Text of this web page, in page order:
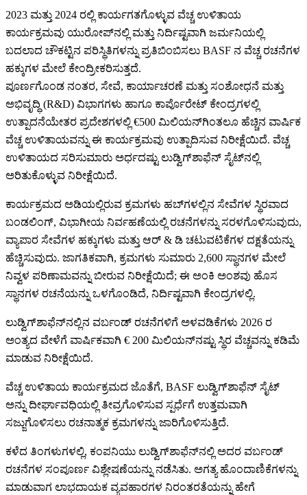
2023 ಮತ್ತು 2024 ರಲ್ಲಿ ಕಾರ್ಯಗತಗೊಳ್ಳುವ ವೆಚ್ಚ ಉಳಿತಾಯ
ಕಾರ್ಯಕ್ರಮವು ಯುರೋಪ್‌ನಲ್ಲಿ ಮತ್ತು ನಿರ್ದಿಷ್ಟವಾಗಿ ಜರ್ಮನಿಯಲ್ಲಿ
ಬದಲಾದ ಚೌಕಟ್ಟಿನ ಪರಿಸ್ಥಿತಿಗಳನ್ನು ಪ್ರತಿಬಿಂಬಿಸಲು BASF ನ ವೆಚ್ಚ ರಚನೆಗಳ
ಹಕ್ಕುಗಳ ಮೇಲೆ ಕೇಂದ್ರೀಕರಿಸುತ್ತದೆ.
ಪೂರ್ಣಗೊಂಡ ನಂತರ, ಸೇವೆ, ಕಾರ್ಯಾಚರಣೆ ಮತ್ತು ಸಂಶೋಧನೆ ಮತ್ತು
ಅಭಿವೃದ್ಧಿ (R&D) ವಿಭಾಗಗಳು ಹಾಗೂ ಕಾರ್ಪೊರೇಟ್ ಕೇಂದ್ರಗಳಲ್ಲಿ
ಉತ್ಪಾದನೆಯೇತರ ಪ್ರದೇಶಗಳಲ್ಲಿ €500 ಮಿಲಿಯನ್‌ಗಿಂತಲೂ ಹೆಚ್ಚಿನ ವಾರ್ಷಿಕ
ವೆಚ್ಚ ಉಳಿತಾಯವನ್ನು ಈ ಕಾರ್ಯಕ್ರಮವು ಉತ್ಪಾದಿಸುವ ನಿರೀಕ್ಷೆಯಿದೆ. ವೆಚ್ಚ
ಉಳಿತಾಯದ ಸರಿಸುಮಾರು ಅರ್ಧದಷ್ಟು ಲುಡ್ವಿಗ್‌ಶಾಫೆನ್ ಸೈಟ್‌ನಲ್ಲಿ
ಅರಿತುಕೊಳ್ಳುವ ನಿರೀಕ್ಷೆಯಿದೆ.
ಕಾರ್ಯಕ್ರಮದ ಅಡಿಯಲ್ಲಿರುವ ಕ್ರಮಗಳು ಹಬ್‌ಗಳಲ್ಲಿನ ಸೇವೆಗಳ ಸ್ಥಿರವಾದ
ಬಂಡಲಿಂಗ್, ವಿಭಾಗೀಯ ನಿರ್ವಹಣೆಯಲ್ಲಿ ರಚನೆಗಳನ್ನು ಸರಳಗೊಳಿಸುವುದು,
ವ್ಯಾಪಾರ ಸೇವೆಗಳ ಹಕ್ಕುಗಳು ಮತ್ತು ಆರ್ & ಡಿ ಚಟುವಟಿಕೆಗಳ ದಕ್ಷತೆಯನ್ನು
ಹೆಚ್ಚಿಸುವುದು. ಜಾಗತಿಕವಾಗಿ, ಕ್ರಮಗಳು ಸುಮಾರು 2,600 ಸ್ಥಾನಗಳ ಮೇಲೆ
ನಿವ್ವಳ ಪರಿಣಾಮವನ್ನು ಬೀರುವ ನಿರೀಕ್ಷೆಯಿದೆ; ಈ ಅಂಕಿ ಅಂಶವು ಹೊಸ
ಸ್ಥಾನಗಳ ರಚನೆಯನ್ನು ಒಳಗೊಂಡಿದೆ, ನಿರ್ದಿಷ್ಟವಾಗಿ ಕೇಂದ್ರಗಳಲ್ಲಿ.
ಲುಡ್ವಿಗ್‌ಶಾಫೆನ್‌ನಲ್ಲಿನ ವರ್ಬಂಡ್ ರಚನೆಗಳಿಗೆ ಅಳವಡಿಕೆಗಳು 2026 ರ
ಅಂತ್ಯದ ವೇಳೆಗೆ ವಾರ್ಷಿಕವಾಗಿ € 200 ಮಿಲಿಯನ್‌ನಷ್ಟು ಸ್ಥಿರ ವೆಚ್ಚವನ್ನು ಕಡಿಮೆ
ಮಾಡುವ ನಿರೀಕ್ಷೆಯಿದೆ.
ವೆಚ್ಚ ಉಳಿತಾಯ ಕಾರ್ಯಕ್ರಮದ ಜೊತೆಗೆ, BASF ಲುಡ್ವಿಗ್‌ಶಾಫೆನ್ ಸೈಟ್
ಅನ್ನು ದೀರ್ಘಾವಧಿಯಲ್ಲಿ ತೀವ್ರಗೊಳಿಸುವ ಸ್ಪರ್ಧೆಗೆ ಉತ್ತಮವಾಗಿ
ಸಜ್ಜುಗೊಳಿಸಲು ರಚನಾತ್ಮಕ ಕ್ರಮಗಳನ್ನು ಜಾರಿಗೊಳಿಸುತ್ತಿದೆ.
ಕಳೆದ ತಿಂಗಳುಗಳಲ್ಲಿ, ಕಂಪನಿಯು ಲುಡ್ವಿಗ್‌ಶಾಫೆನ್‌ನಲ್ಲಿ ಅದರ ವರ್ಬಂಡ್
ರಚನೆಗಳ ಸಂಪೂರ್ಣ ವಿಶ್ಲೇಷಣೆಯನ್ನು ನಡೆಸಿತು. ಅಗತ್ಯ ಹೊಂದಾಣಿಕೆಗಳನ್ನು
ಮಾಡುವಾಗ ಲಾಭದಾಯಕ ವ್ಯವಹಾರಗಳ ನಿರಂತರತೆಯನ್ನು ಹೇಗೆ